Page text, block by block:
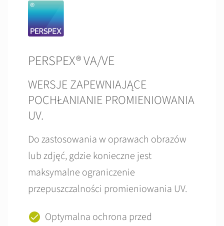
PERSPEX® VA/VE
WERSJE ZAPEWNIAJĄCE
POCHŁANIANIE PROMIENIOWANIA
UV.
Do zastosowania w oprawach obrazów
lub zdjęć, gdzie konieczne jest
maksymalne ograniczenie
przepuszczalności promieniowania UV.
Optymalna ochrona przed